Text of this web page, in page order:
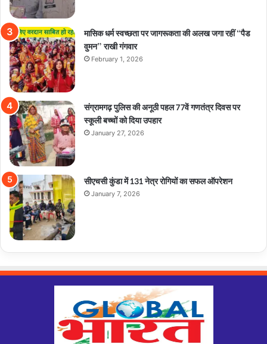
मासिक धर्म स्वच्छता पर जागरूकता की अलख जगा रहीं “पैड
वुमन” राखी गंगवार
February 1, 2026
संग्रामगढ़ पुलिस की अनूठी पहल 77वें गणतंत्र दिवस पर
स्कूली बच्चों को दिया उपहार
January 27, 2026
सीएचसी कुंडा में 131 नेत्र रोगियों का सफल ऑपरेशन
January 7, 2026